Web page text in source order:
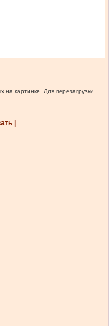
на картинке. Для перезагрузки
|